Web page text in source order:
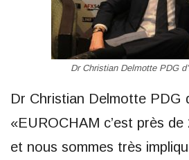
Dr Christian Delmotte PDG
Dr Christian Delmotte PDG
«EUROCHAM c’est près
et nous sommes très